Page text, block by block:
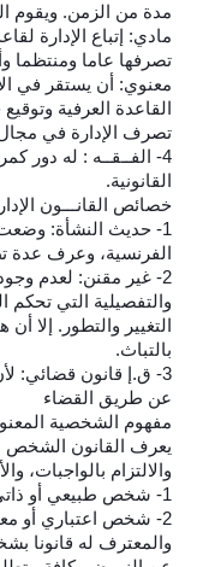
مدة من الزمن. ويقوم
مادي: إتباع الإدارة
تصرفها عاما ومنتظما
معنوي: أن يستقر في
القاعدة العرفية
تصرف الإدارة في
4- الفــقــه : له
القانونية.
خصائص القانـــون
الفرنسية، وعرف عدة
2- غير مقنن: لعدم
والتفصيلية التي تحكم
التغيير والتطور. إلا
بالتباث.
3- ق.إ قانون قضائي:
عن طريق القضاء
مفهوم الشخصية
يعرف القانون الشخص
والالتزام بالواجبات،
1- شخص طبيعي أو ذاتي، أي الفرد العادي.
2- شخص اعتباري أو
والمعترف له قانونا